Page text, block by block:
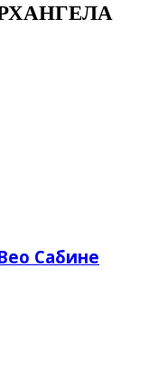
Сабине